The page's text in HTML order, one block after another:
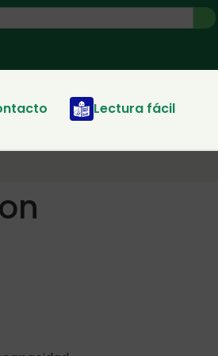
Lectura fácil